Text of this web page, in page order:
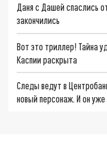
Даня с Дашей спаслись
закончились
Вот это триллер! Тайна
Каспии раскрыта
Следы ведут в
новый персонаж. И он уже